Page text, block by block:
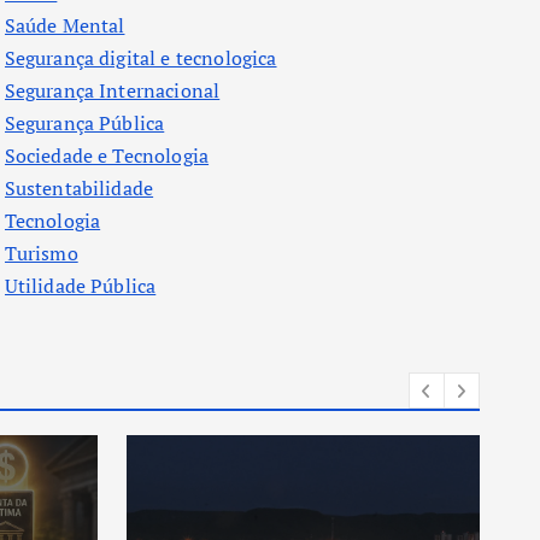
Saúde Mental
Segurança digital e tecnologica
Segurança Internacional
Segurança Pública
Sociedade e Tecnologia
Sustentabilidade
Tecnologia
Turismo
Utilidade Pública